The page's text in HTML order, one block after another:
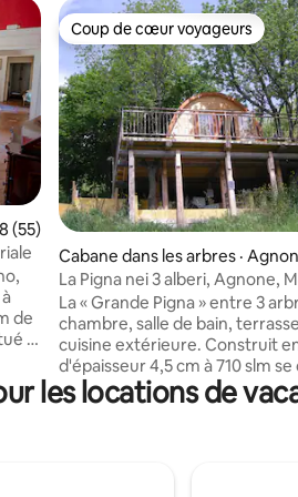
aimés
de 4,98 sur 5, 55
(55)
de
à
Il
Coup de cœur voyageurs
Coup de cœur voyageurs
Cabane dans les arbres ·
La Pigna nei 3 alberi, Agnone,
La « Grande Pigna » entre 3
chambre, salle de bain,
cuisine extérieure. Construit en sapin
d'épaisseur 4,5 cm à 710 slm se
sur une plate-forme en bois à
de haut entre un chêne, Sorbe et Noix et
zone protégée, à quelques pas
les locations de